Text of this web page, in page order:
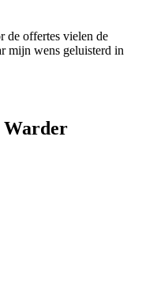
de offertes vielen de
mijn wens geluisterd in
Warder